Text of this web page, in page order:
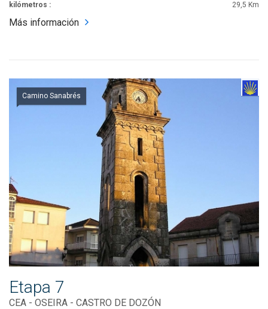
kilómetros : 29,5 Km
Más información
Camino Sanabrés
Etapa 7
CEA - OSEIRA - CASTRO DE DOZÓN